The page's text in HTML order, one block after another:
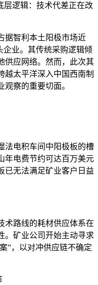
逻辑：技术代差正在改
智利本土阳极市场近
企业。其传统采购逻辑倾
供应网络。然而，此次其
越太平洋深入中国西南制
察的重要切面。
电积车间中阳极板的槽
年电费节约可达百万美元
已无法满足矿业客户日益
路线的耗材供应体系在
。矿业公司开始主动寻求
”，以对冲供应链不确定